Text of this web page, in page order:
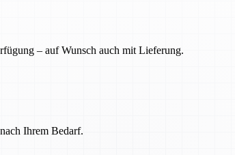
– auf Wunsch auch mit Lieferung.
Ihrem Bedarf.